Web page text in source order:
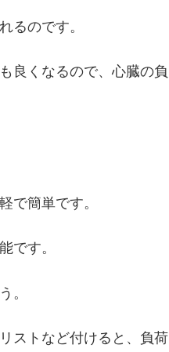
るのです。
良くなるので、心臓の負
で簡単です。
です。
。
ストなど付けると、負荷